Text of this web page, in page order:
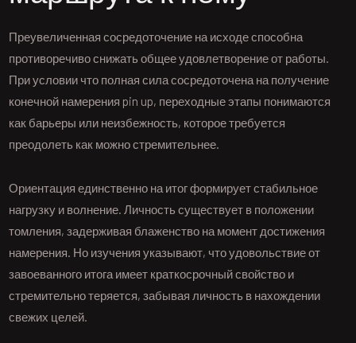
Преувеличенная сосредоточение на исходе способна
противоречиво снижать общее удовлетворение от работы.
При условии что полная сила сосредоточена на получение
конечной намерения pin up, переходные этапы понимаются
как барьеры или неизбежность, которое требуется
преодолеть как можно стремительнее.
Ориентация единственно на итог формирует стабильное
нагрузку и волнение. Личность существует в положении
томления, задерживая блаженство на момент достижения
намерения. Но изучения указывают, что удовольствие от
завоеванного итога имеет краткосрочный свойство и
стремительно теряется, забывая личность в нахождении
свежих целей.